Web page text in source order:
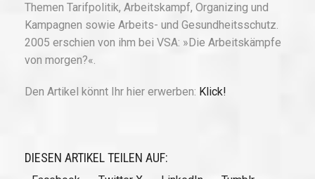
Themen Tarifpolitik, Arbeitskampf, Organizing und
Kampagnen sowie Arbeits- und Gesundheitsschutz.
2005 erschien von ihm bei VSA: »Die Arbeitskämpfe
von morgen?«.
Den Artikel könnt Ihr hier erwerben: Klick!
DIESEN ARTIKEL TEILEN AUF: